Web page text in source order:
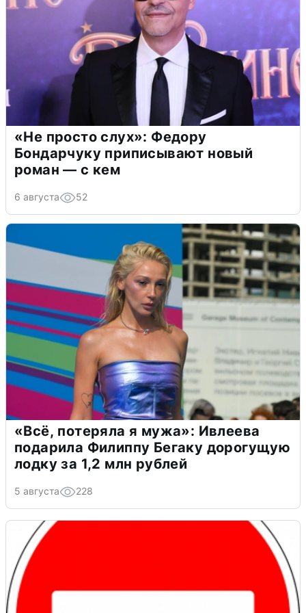
«Не просто слух»: Федору
Бондарчуку приписывают новый
роман — с кем
6 августа 52
«Всё, потеряла я мужа»: Ивлеева
подарила Филиппу Бегаку дорогущую
лодку за 1,2 млн рублей
5 августа 228